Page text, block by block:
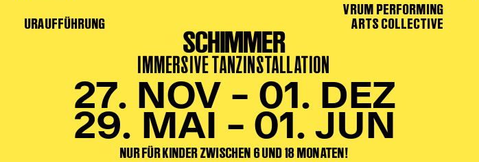
URAUFFÜHRUNG
VRUM PERFORMING
ARTS COLLECTIVE
SCHIMMER
IMMERSIVE TANZINSTALLATION
27. NOV – 01. DEZ
29. MAI – 01. JUN
NUR FÜR KINDER ZWISCHEN 6 UND 18 MONATEN!